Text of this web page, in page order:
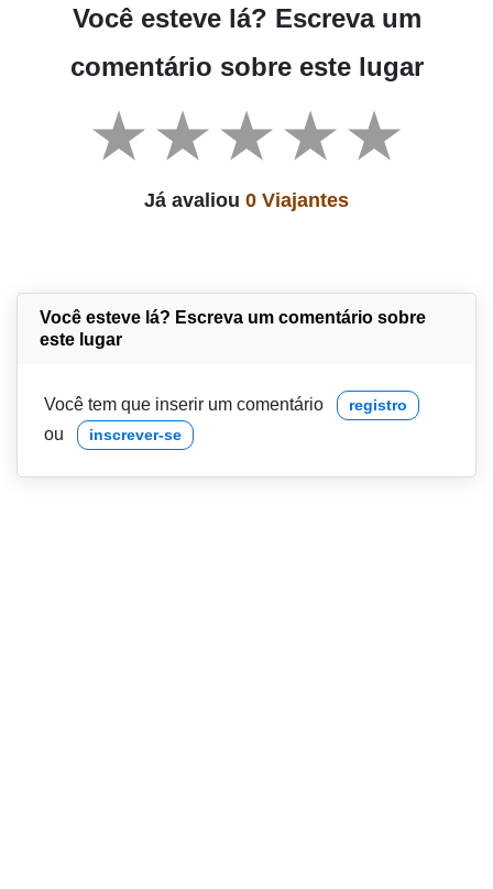
Você esteve lá? Escreva um
comentário sobre este lugar
Já avaliou 0 Viajantes
Você esteve lá? Escreva um comentário sobre
este lugar
Você tem que inserir um comentário registro
ou inscrever-se